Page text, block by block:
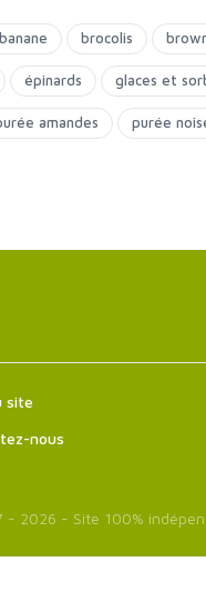
banane brocolis
épinards glaces et
amandes purée
site
nous
- 2026 - Site 100%